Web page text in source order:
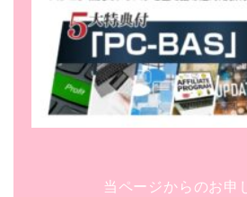
当ページからのお申